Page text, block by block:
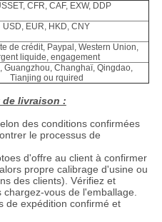
CFR, CAF, EXW, DDP
USD, EUR, HKD, CNY
de crédit, Paypal, Western Union,
liquide, engagement
Guangzhou, Changhaï, Qingdao,
Tianjing ou rquired
livraison :
des conditions confirmées
le processus de
d'offre au client à confirmer
propre calibrage d'usine ou
des clients). Vérifiez et
vous de l'emballage.
de expédition confirmé et